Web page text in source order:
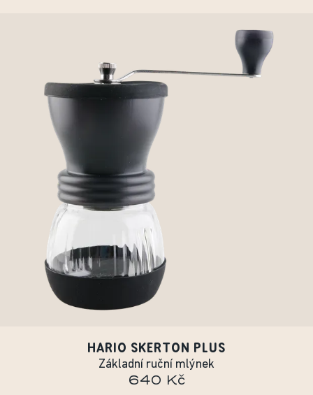
HARIO SKERTON PLUS
Základní ruční mlýnek
640 Kč